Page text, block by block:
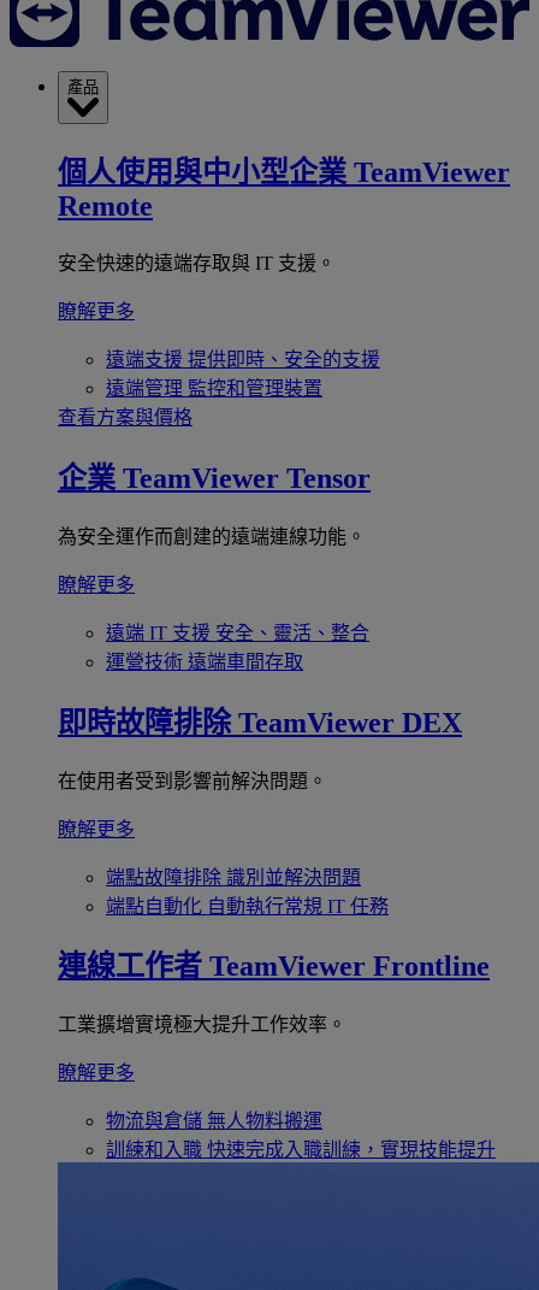
產品
個人使用與中小型企業 TeamViewer
Remote
安全快速的遠端存取與 IT 支援。
瞭解更多
遠端支援 提供即時、安全的支援
遠端管理 監控和管理裝置
查看方案與價格
企業 TeamViewer Tensor
為安全運作而創建的遠端連線功能。
瞭解更多
遠端 IT 支援 安全、靈活、整合
運營技術 遠端車間存取
即時故障排除 TeamViewer DEX
在使用者受到影響前解決問題。
瞭解更多
端點故障排除 識別並解決問題
端點自動化 自動執行常規 IT 任務
連線工作者 TeamViewer Frontline
工業擴增實境極大提升工作效率。
瞭解更多
物流與倉儲 無人物料搬運
訓練和入職 快速完成入職訓練，實現技能提升